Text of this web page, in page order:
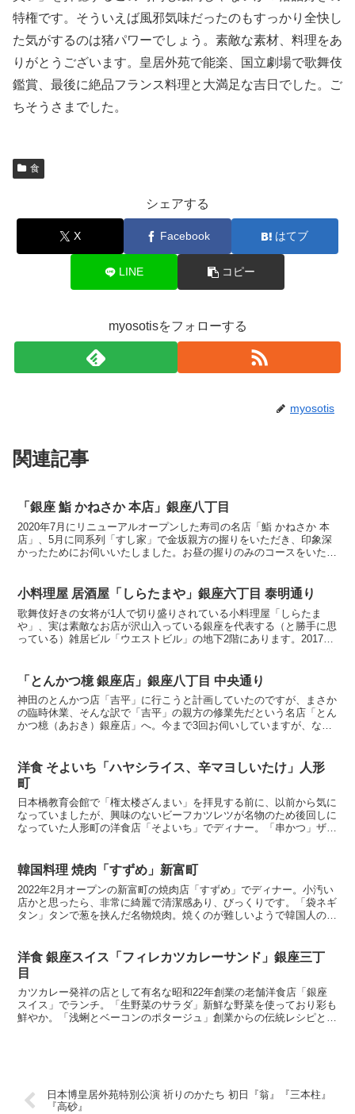
特権です。そういえば風邪気味だったのもすっかり全快し
た気がするのは猪パワーでしょう。素敵な素材、料理をあ
りがとうございます。皇居外苑で能楽、国立劇場で歌舞伎
鑑賞、最後に絶品フランス料理と大満足な吉日でした。ご
ちそうさまでした。
食
シェアする
X Facebook はてブ
LINE コピー
myosotisをフォローする
myosotis
関連記事
「銀座 鮨 かねさか 本店」銀座八丁目
2020年7月にリニューアルオープンした寿司の名店「鮨 かねさか 本
店」、5月に同系列「すし家」で金坂親方の握りをいただき、印象深
かったためにお伺いいたしました。お昼の握りのみのコースをいただ
小料理屋 居酒屋「しらたまや」銀座六丁目 泰明通り
歌舞伎好きの女将が1人で切り盛りされている小料理屋「しらたま
や」、実は素敵なお店が沢山入っている銀座を代表する（と勝手に思
っている）雑居ビル「ウエストビル」の地下2階にあります。2017年
「とんかつ檍 銀座店」銀座八丁目 中央通り
神田のとんかつ店「吉平」に行こうと計画していたのですが、まさか
の臨時休業、そんな訳で「吉平」の親方の修業先だという名店「とん
かつ檍（あおき）銀座店」へ。今まで3回お伺いしていますが、なん
洋食 そよいち「ハヤシライス、辛マヨしいたけ」人形
町
日本橋教育会館で「権太楼ざんまい」を拝見する前に、以前から気に
なっていましたが、興味のないビーフカツレツが名物のため後回しに
なっていた人形町の洋食店「そよいち」でディナー。「串かつ」ザク
韓国料理 焼肉「すずめ」新富町
2022年2月オープンの新富町の焼肉店「すずめ」でディナー。小汚い
店かと思ったら、非常に綺麗で清潔感あり、びっくりです。「袋ネギ
タン」タンで葱を挟んだ名物焼肉。焼くのが難しいようで韓国人の女
洋食 銀座スイス「フィレカツカレーサンド」銀座三丁
目
カツカレー発祥の店として有名な昭和22年創業の老舗洋食店「銀座
スイス」でランチ。「生野菜のサラダ」新鮮な野菜を使っており彩も
鮮やか。「浅蜊とベーコンのポタージュ」創業からの伝統レシピとい
日本博皇居外苑特別公演 祈りのかたち 初日『翁』『三本柱』
『高砂』